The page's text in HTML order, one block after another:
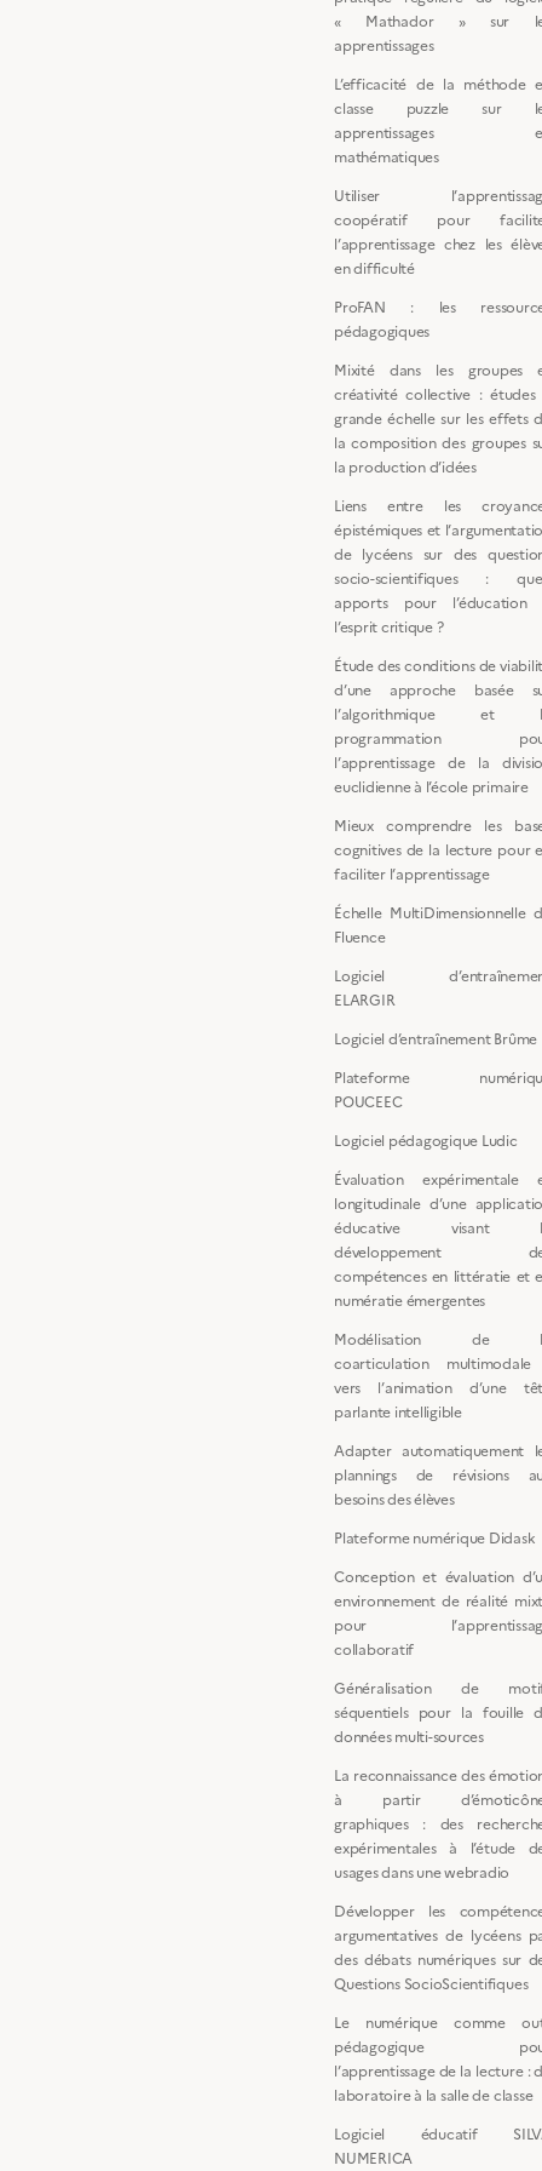
« Mathador » sur
apprentissages
L’efficacité de la méthode
classe puzzle sur
apprentissages
mathématiques
Utiliser
coopératif pour
l’apprentissage chez les
en difficulté
ProFAN : les
pédagogiques
Mixité dans les groupes
créativité collective : études
grande échelle sur les effets
la composition des groupes
la production d’idées
Liens entre les
épistémiques et
de lycéens sur des
socio-scientifiques :
apports pour l’éducation
l’esprit critique ?
Étude des conditions de
d’une approche basée
l’algorithmique et
programmation
l’apprentissage de la
euclidienne à l’école primaire
Mieux comprendre les
cognitives de la lecture pour
faciliter l’apprentissage
Échelle MultiDimensionnelle
Fluence
Logiciel
ELARGIR
Logiciel d’entraînement Brûme
Plateforme
POUCEEC
Logiciel pédagogique Ludic
Évaluation expérimentale
longitudinale d’une
éducative visant
développement
compétences en littératie et
numératie émergentes
Modélisation de
coarticulation
vers l’animation d’une
parlante intelligible
Adapter automatiquement
plannings de révisions
besoins des élèves
Plateforme numérique Didask
Conception et évaluation
environnement de réalité
pour
collaboratif
Généralisation de
séquentiels pour la fouille
données multi-sources
La reconnaissance des
à partir
graphiques : des
expérimentales à l’étude
usages dans une webradio
Développer les
argumentatives de lycéens
des débats numériques sur
Questions SocioScientifiques
Le numérique comme
pédagogique
l’apprentissage de la lecture :
laboratoire à la salle de classe
Logiciel éducatif
NUMERICA